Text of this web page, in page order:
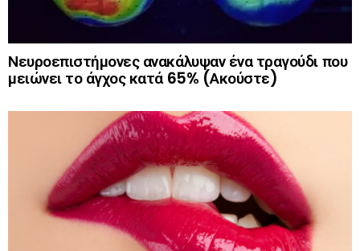
Νευροεπιστήμονες ανακάλυψαν ένα τραγούδι που
μειώνει το άγχος κατά 65% (Ακούστε)